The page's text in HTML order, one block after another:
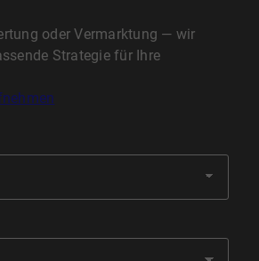
oder Vermarktung — wir
Strategie für Ihre